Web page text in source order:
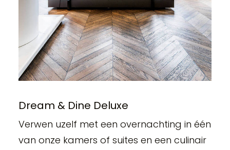
Dream & Dine Deluxe
Verwen uzelf met een overnachting in één
van onze kamers of suites en een culinair